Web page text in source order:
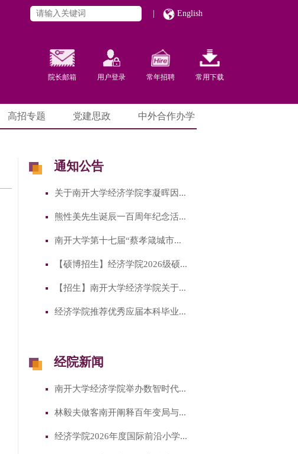
English
院长邮箱 用户登录 常年招聘 常用下载
高招专题 党建思政 中外合作办学
通知公告
关于南开大学经济学院李凝晖因...
熊性美先生诞辰一百周年纪念活...
南开大学第十七届“蔡孝箴城市...
【硕博招生】经济学院2026级硕...
【招生】南开大学经济学院关于...
经济学院推荐优秀应届本科毕业...
经院新闻
南开大学经济学院举办数智时代...
林毅夫做客南开阐释百年变局与...
经济学院2026年度国际前沿小学...